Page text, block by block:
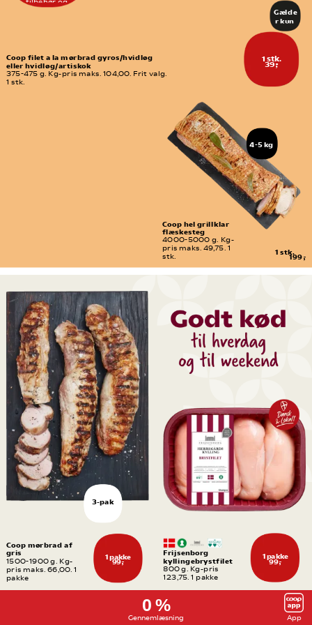
0 %
Gennemlæsning App
1 stk.
39,-
Coop filet a la mørbrad gyros/hvidløg
eller hvidløg/artiskok
375-475 g. Kg-pris maks. 104,00. Frit valg.
1 stk.
1 stk.
199,-
Coop hel grillklar
flæskesteg
4000-5000 g. Kg-
pris maks. 49,75. 1
stk.
delikates
se-
afdeling
tilbehør og
4-5 kg
Gælde
r kun
freda
g d.
1 pakke
99,-
Coop mørbrad af
gris
1500-1900 g. Kg-
pris maks. 66,00. 1
pakke
1 pakke
99,-
Frijsenborg
kyllingebrystfilet
800 g. Kg-pris
123,75. 1 pakke
3-pak